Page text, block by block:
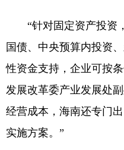
“针对固定资产投资，
国债、中央预算内投资
性资金支持，企业可按
发展改革委产业发展处
经营成本，海南还专门
实施方案。”